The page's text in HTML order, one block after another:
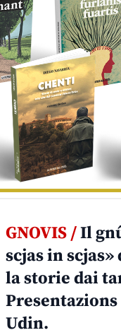
GNOVIS /Il
scjas in
la storie dai
Presentazions
Udin.